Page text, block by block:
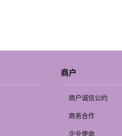
商户
商户诚信公约
商务合作
企业使命